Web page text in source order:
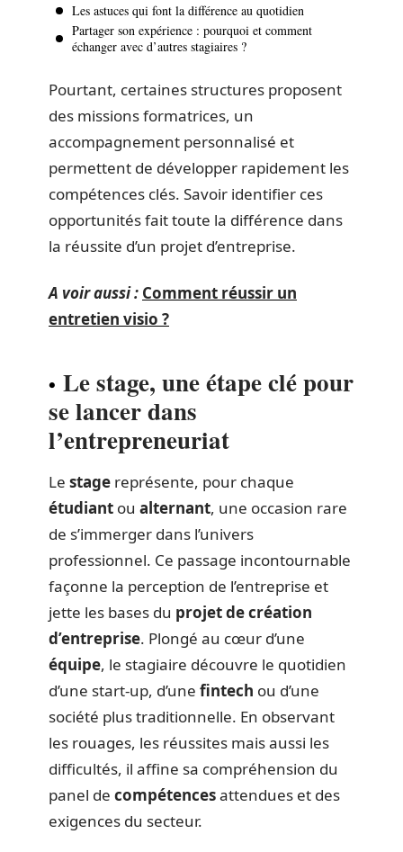
Les astuces qui font la différence au quotidien
Partager son expérience : pourquoi et comment
échanger avec d’autres stagiaires ?
Pourtant, certaines structures proposent
des missions formatrices, un
accompagnement personnalisé et
permettent de développer rapidement les
compétences clés. Savoir identifier ces
opportunités fait toute la différence dans
la réussite d’un projet d’entreprise.
A voir aussi : Comment réussir un
entretien visio ?
Le stage, une étape clé pour
se lancer dans
l’entrepreneuriat
Le stage représente, pour chaque
étudiant ou alternant, une occasion rare
de s’immerger dans l’univers
professionnel. Ce passage incontournable
façonne la perception de l’entreprise et
jette les bases du projet de création
d’entreprise. Plongé au cœur d’une
équipe, le stagiaire découvre le quotidien
d’une start-up, d’une fintech ou d’une
société plus traditionnelle. En observant
les rouages, les réussites mais aussi les
difficultés, il affine sa compréhension du
panel de compétencesattendues et des
exigences du secteur.